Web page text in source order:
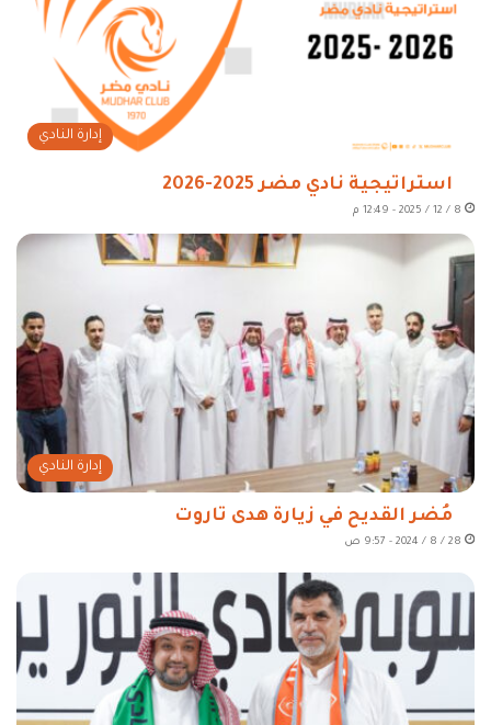
إدارة النادي
استراتيجية نادي مضر 2025-2026
8 / 12 / 2025 - 12:49 م
إدارة النادي
مُضر القديح في زيارة هدى تاروت
28 / 8 / 2024 - 9:57 ص